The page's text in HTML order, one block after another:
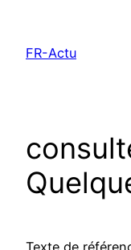
contenu
FR-Actu